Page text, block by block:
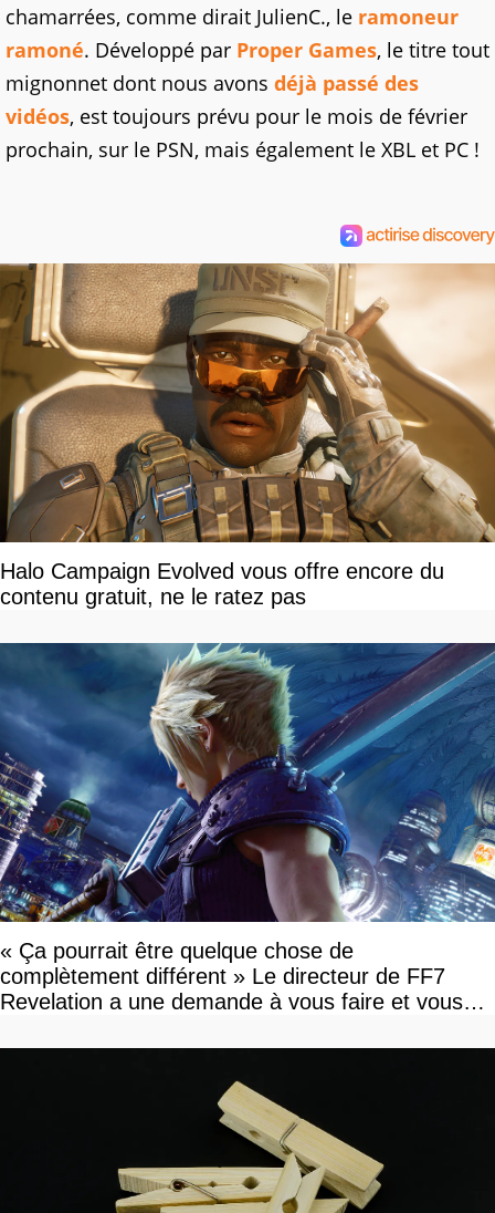
chamarrées, comme dirait JulienC., le ramoneur
ramoné. Développé par Proper Games, le titre tout
mignonnet dont nous avons déjà passé des
vidéos, est toujours prévu pour le mois de février
prochain, sur le PSN, mais également le XBL et PC !
Halo Campaign Evolved vous offre encore du
contenu gratuit, ne le ratez pas
« Ça pourrait être quelque chose de
complètement différent » Le directeur de FF7
Revelation a une demande à vous faire et vous